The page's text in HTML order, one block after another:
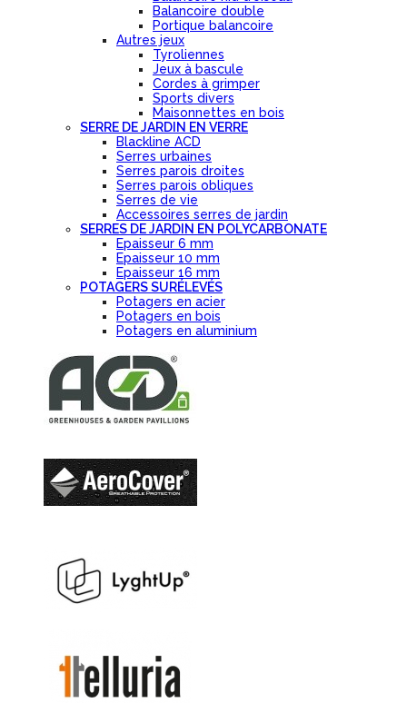
Balancoire double
Portique balancoire
Autres jeux
Tyroliennes
Jeux à bascule
Cordes à grimper
Sports divers
Maisonnettes en bois
SERRE DE JARDIN EN VERRE
Blackline ACD
Serres urbaines
Serres parois droites
Serres parois obliques
Serres de vie
Accessoires serres de jardin
SERRES DE JARDIN EN POLYCARBONATE
Epaisseur 6 mm
Epaisseur 10 mm
Epaisseur 16 mm
POTAGERS SURÉLEVÉS
Potagers en acier
Potagers en bois
Potagers en aluminium